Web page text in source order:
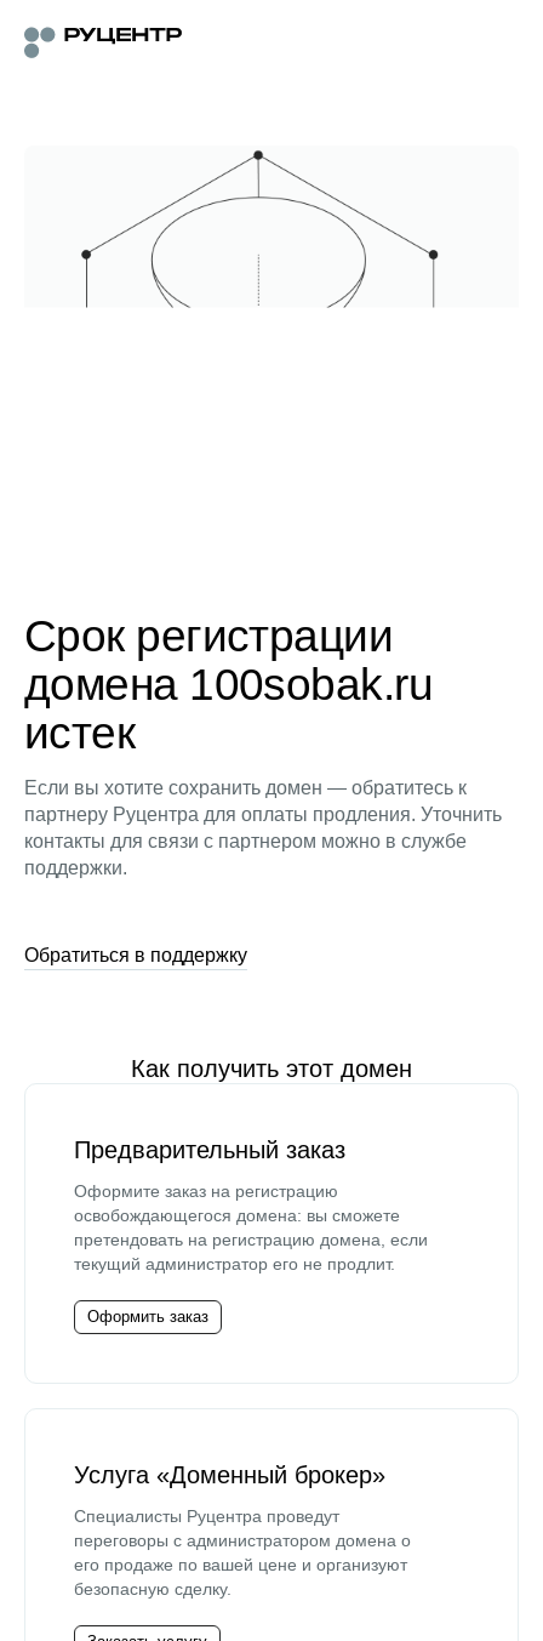
Срок регистрации
домена 100sobak.ru
истек
Если вы хотите сохранить домен — обратитесь к
партнеру Руцентра для оплаты продления. Уточнить
контакты для связи с партнером можно в службе
поддержки.
Обратиться в поддержку
Как получить этот домен
Предварительный заказ
Оформите заказ на регистрацию
освобождающегося домена: вы сможете
претендовать на регистрацию домена, если
текущий администратор его не продлит.
Оформить заказ
Услуга «Доменный брокер»
Специалисты Руцентра проведут
переговоры с администратором домена о
его продаже по вашей цене и организуют
безопасную сделку.